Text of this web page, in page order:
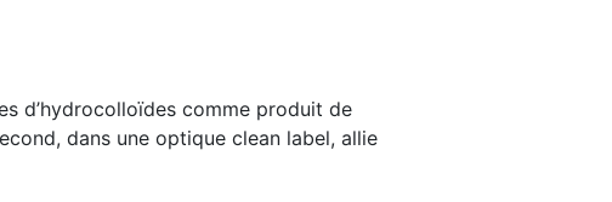
d’hydrocolloïdes comme produit de
dans une optique clean label, allie